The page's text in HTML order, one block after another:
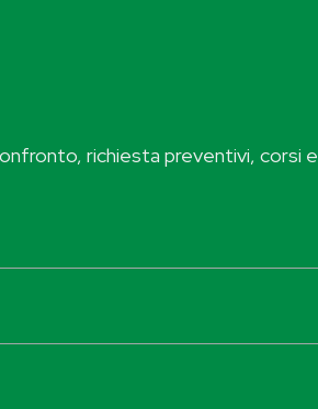
richiesta preventivi, corsi e